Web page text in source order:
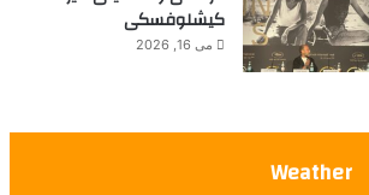
کیشلوفسکی
می 16, 2026
Weather